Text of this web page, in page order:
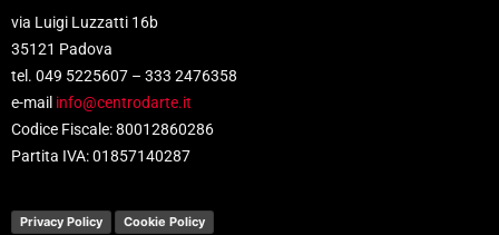
via Luigi Luzzatti 16b
35121 Padova
tel. 049 5225607 – 333 2476358
e-mail info@centrodarte.it
Codice Fiscale: 80012860286
Partita IVA: 01857140287
Privacy Policy Cookie Policy